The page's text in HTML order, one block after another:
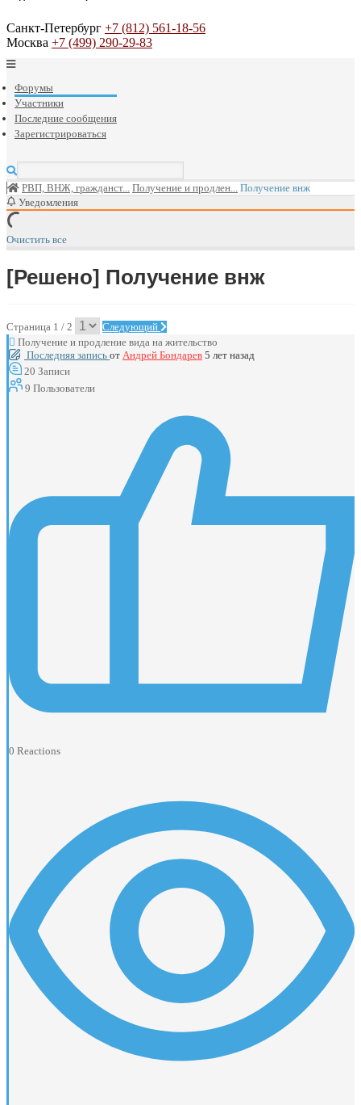
Санкт-Петербург +7 (812) 561-18-56
Москва +7 (499) 290-29-83
Форумы
Участники
Последние сообщения
Зарегистрироваться
РВП, ВНЖ, гражданст... Получение и продлен... Получение внж
Уведомления
Очистить все
[Решено] Получение внж
Страница 1 / 2
Следующий
Получение и продление вида на жительство
Последняя запись от Андрей Бондарев 5 лет назад
20 Записи
9 Пользователи
0 Reactions